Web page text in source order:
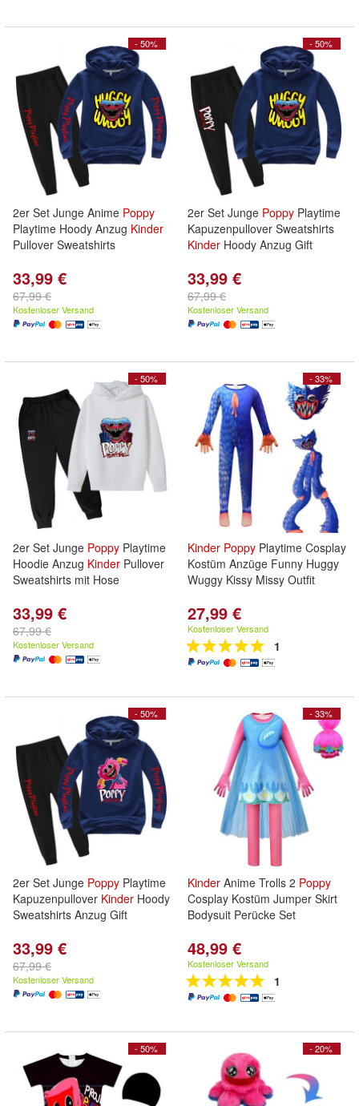
- 50%
2er Set Junge Anime Poppy
Playtime Hoody Anzug Kinder
Pullover Sweatshirts
33,99 €
67,99 €
Kostenloser Versand
- 50%
2er Set Junge Poppy Playtime
Kapuzenpullover Sweatshirts
Kinder Hoody Anzug Gift
33,99 €
67,99 €
Kostenloser Versand
- 50%
2er Set Junge Poppy Playtime
Hoodie Anzug Kinder Pullover
Sweatshirts mit Hose
33,99 €
67,99 €
Kostenloser Versand
- 33%
Kinder Poppy Playtime Cosplay
Kostüm Anzüge Funny Huggy
Wuggy Kissy Missy Outfit
27,99 €
Kostenloser Versand
1
- 50%
2er Set Junge Poppy Playtime
Kapuzenpullover Kinder Hoody
Sweatshirts Anzug Gift
33,99 €
67,99 €
Kostenloser Versand
- 33%
Kinder Anime Trolls 2 Poppy
Cosplay Kostüm Jumper Skirt
Bodysuit Perücke Set
48,99 €
Kostenloser Versand
1
- 50% - 20%